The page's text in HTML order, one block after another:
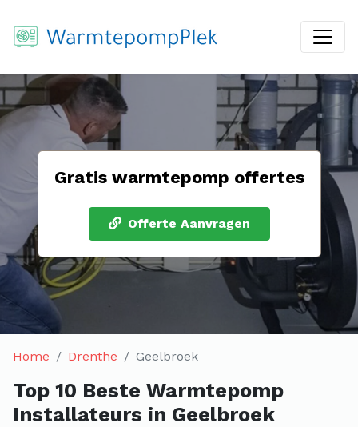
Gratis warmtepomp offertes
Offerte Aanvragen
Home Drenthe Geelbroek
Top 10 Beste Warmtepomp
Installateurs in Geelbroek